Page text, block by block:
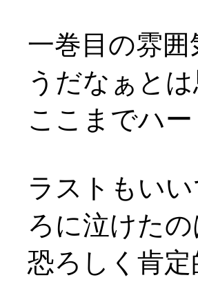
一巻目の雰
うだなぁと
ここまでハ
ラストもい
ろに泣けた
恐ろしく肯